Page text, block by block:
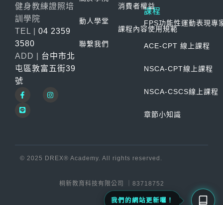
健身教練證照培
訓學院
TEL | 04 2359
3580
ADD | 台中市北
屯區敦富五街39
號
動人學堂
聯繫我們
消費者權益
課程內容使用規範
課程
FPS功能性運動表現專
ACE-CPT 線上課程
NSCA-CPT線上課程
NSCA-CSCS線上課程
章節小知識
© 2025 DREX® Academy. All rights reserved.
桐新教育科技有限公司 ｜83718752
我們的網站更新囉！